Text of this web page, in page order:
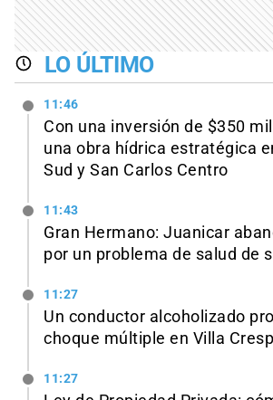
LO ÚLTIMO
11:46
Con una inversión de $350
una obra hídrica estratégica
Sud y San Carlos Centro
11:43
Gran Hermano: Juanicar
por un problema de salud de
11:27
Un conductor alcoholizado
choque múltiple en Villa
11:27